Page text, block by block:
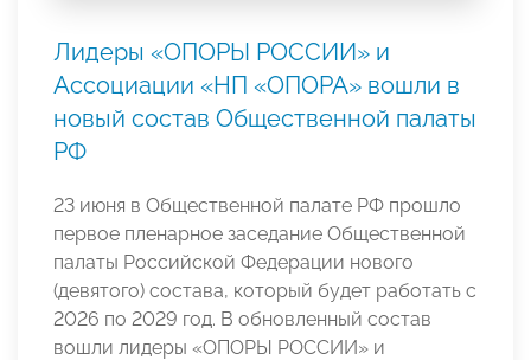
Лидеры «ОПОРЫ РОССИИ» и
Ассоциации «НП «ОПОРА» вошли в
новый состав Общественной палаты
РФ
23 июня в Общественной палате РФ прошло
первое пленарное заседание Общественной
палаты Российской Федерации нового
(девятого) состава, который будет работать с
2026 по 2029 год. В обновленный состав
вошли лидеры «ОПОРЫ РОССИИ» и